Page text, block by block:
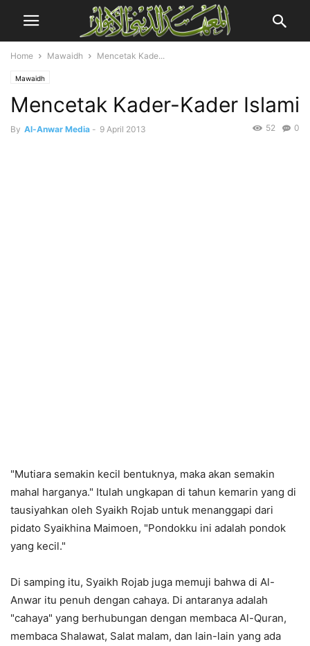
Home Mawaidh Mencetak Kade...
Mawaidh
Mencetak Kader-Kader Islami
By Al-Anwar Media - 9 April 2013 0
52
"Mutiara semakin kecil bentuknya, maka akan semakin
mahal harganya." Itulah ungkapan di tahun kemarin yang di
tausiyahkan oleh Syaikh Rojab untuk menanggapi dari
pidato Syaikhina Maimoen, "Pondokku ini adalah pondok
yang kecil."
Di samping itu, Syaikh Rojab juga memuji bahwa di Al-
Anwar itu penuh dengan cahaya. Di antaranya adalah
"cahaya" yang berhubungan dengan membaca Al-Quran,
membaca Shalawat, Salat malam, dan lain-lain yang ada